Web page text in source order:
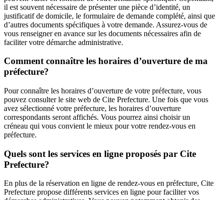
il est souvent nécessaire de présenter une pièce d’identité, un
justificatif de domicile, le formulaire de demande complété, ainsi que
d’autres documents spécifiques à votre demande. Assurez-vous de
vous renseigner en avance sur les documents nécessaires afin de
faciliter votre démarche administrative.
Comment connaître les horaires d’ouverture de ma
préfecture?
Pour connaître les horaires d’ouverture de votre préfecture, vous
pouvez consulter le site web de Cite Prefecture. Une fois que vous
avez sélectionné votre préfecture, les horaires d’ouverture
correspondants seront affichés. Vous pourrez ainsi choisir un
créneau qui vous convient le mieux pour votre rendez-vous en
préfecture.
Quels sont les services en ligne proposés par Cite
Prefecture?
En plus de la réservation en ligne de rendez-vous en préfecture, Cite
Prefecture propose différents services en ligne pour faciliter vos